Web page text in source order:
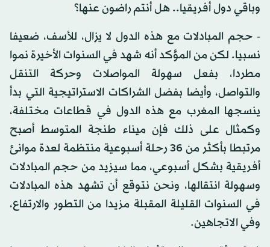
وباقي دول أفريقيا.. هل أنتم راضون عنها؟
- حجم المبادلات مع هذه الدول لا يزال، للأسف، ضعيفا
نسبيا. لكن من المؤكد أنه شهد في السنوات الأخيرة نموا
مطردا، بفعل سهولة المواصلات وحركة التنقل
والتواصل، وأيضا بفضل الشراكات الاستراتيجية التي بدأ
ينسجها المغرب مع هذه الدول في قطاعات مختلفة،
وكمثال على ذلك فإن ميناء طنجة المتوسط أصبح
مرتبطا بأكثر من 36 رحلة أسبوعية منتظمة لعدة موانئ
أفريقية بشكل أسبوعي، مما سيزيد من حجم المبادلات
وسهولة انتقالها، ونحن نتوقع أن تشهد هذه المبادلات
في السنوات القليلة المقبلة مزيدا من التطور والارتفاع،
وفي الاتجاهين.